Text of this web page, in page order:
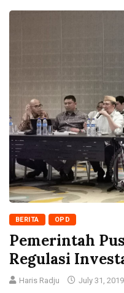
BERITA OPD
Pemerintah
Regulasi
Haris Radju July 31, 2019